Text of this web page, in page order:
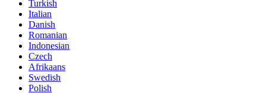
Turkish
Italian
Danish
Romanian
Indonesian
Czech
Afrikaans
Swedish
Polish